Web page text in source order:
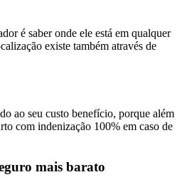
é saber onde ele está em qualquer
existe também através de
ao seu custo benefício, porque além
com indenização 100% em caso de
mais barato